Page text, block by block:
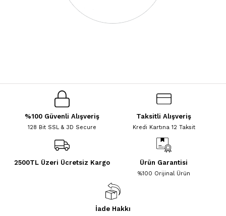
%100 Güvenli Alışveriş
128 Bit SSL & 3D Secure
Taksitli Alışveriş
Kredi Kartına 12 Taksit
2500TL Üzeri Ücretsiz Kargo Ürün Garantisi
%100 Orijinal Ürün
İade Hakkı